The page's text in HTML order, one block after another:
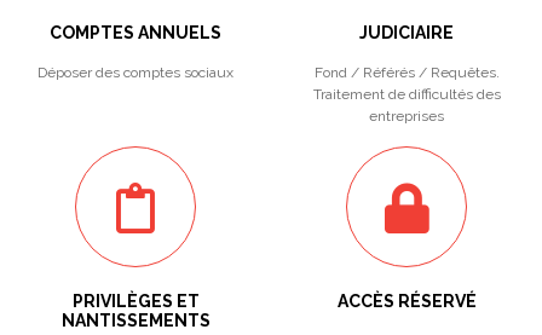
COMPTES ANNUELS
Déposer des comptes sociaux
JUDICIAIRE
Fond / Référés / Requêtes.
Traitement de difficultés des
entreprises
PRIVILÈGES ET
NANTISSEMENTS
ACCÈS RÉSERVÉ